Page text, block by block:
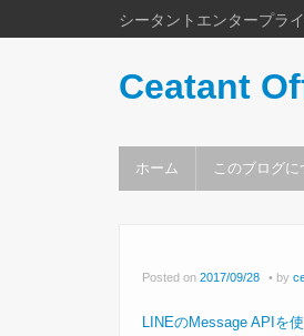
シータントエンタープラ
Ceatant
ホーム このブログに
Posted on 2017/09/28 by
LINEのMessage APIを